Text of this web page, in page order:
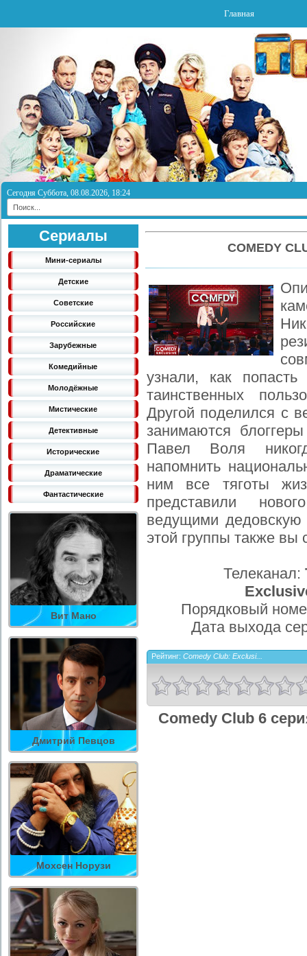
Главная
Сегодня Суббота, 08.08.2026, 18:24
Сериалы
Мини-сериалы
Детские
Советские
Российские
Зарубежные
Комедийные
Молодёжные
Мистические
Детективные
Исторические
Драматические
Фантастические
Вит Мано
Дмитрий Певцов
Мохсен Норузи
COMEDY
узнали, как
таинственных
Другой поделился с
занимаются
Павел Воля
напомнить
ним все тяготы
представили
ведущими дедовскую
этой группы также вы
Телеканал:
Порядковый
Дата выхода
Рейтинг: Comedy Club: Exclusi...
Comedy Club 6